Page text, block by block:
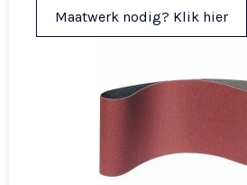
Maatwerk nodig? Klik hier